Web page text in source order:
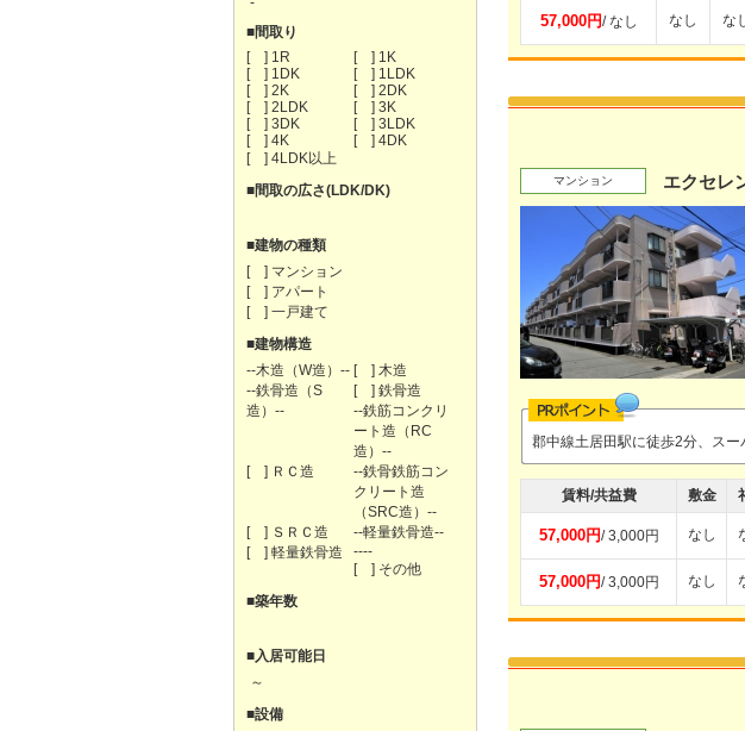
■間取り
[ ] 1R
[ ] 1K
[ ] 1DK
[ ] 1LDK
[ ] 2K
[ ] 2DK
[ ] 2LDK
[ ] 3K
[ ] 3DK
[ ] 3LDK
[ ] 4K
[ ] 4DK
[ ] 4LDK以上
■間取の広さ(LDK/DK)
■建物の種類
[ ] マンション
[ ] アパート
[ ] 一戸建て
■建物構造
--木造（W造）-- [ ] 木造
--鉄骨造（S
造）--
[ ] 鉄骨造
--鉄筋コンクリ
ート造（RC
造）--
[ ] ＲＣ造
--鉄骨鉄筋コン
クリート造
（SRC造）--
[ ] ＳＲＣ造
--軽量鉄骨造--
[ ] 軽量鉄骨造
----
[ ] その他
■築年数
■入居可能日
～
■設備
57,000円/ なし なし な
マンション エクセレ
郡中線土居田駅に徒歩2分、ス
賃料/共益費 敷金
57,000円/ 3,000円 なし
57,000円/ 3,000円 なし